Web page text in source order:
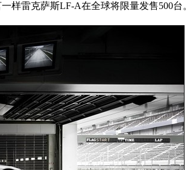
样雷克萨斯LF-A在全球将限量发售500台。